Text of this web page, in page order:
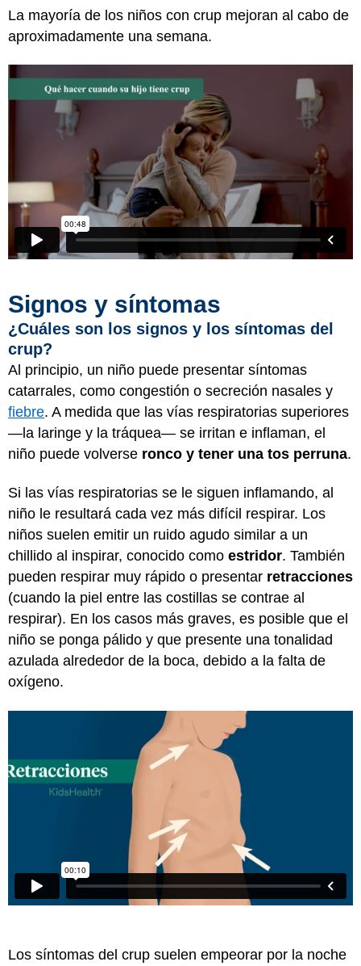
La mayoría de los niños con crup mejoran al cabo de
aproximadamente una semana.
Signos y síntomas
¿Cuáles son los signos y los síntomas del
crup?
Al principio, un niño puede presentar síntomas
catarrales, como congestión o secreción nasales y
fiebre. A medida que las vías respiratorias superiores
—la laringe y la tráquea— se irritan e inflaman, el
niño puede volverse ronco y tener una tos perruna.
Si las vías respiratorias se le siguen inflamando, al
niño le resultará cada vez más difícil respirar. Los
niños suelen emitir un ruido agudo similar a un
chillido al inspirar, conocido como estridor. También
pueden respirar muy rápido o presentar retracciones
(cuando la piel entre las costillas se contrae al
respirar). En los casos más graves, es posible que el
niño se ponga pálido y que presente una tonalidad
azulada alrededor de la boca, debido a la falta de
oxígeno.
Los síntomas del crup suelen empeorar por la noche